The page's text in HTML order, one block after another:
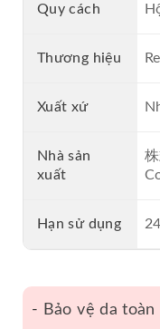
Quy cách
Thương hiệu
Xuất xứ
Nhà sản
xuất
Hạn sử dụng
- Bảo vệ da